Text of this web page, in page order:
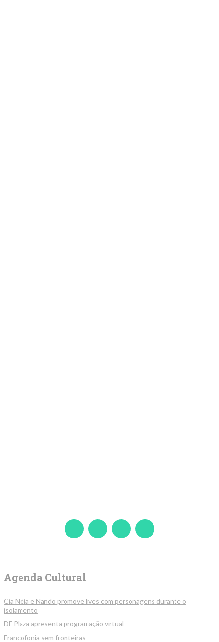
Agenda Cultural
Cia Néia e Nando promove lives com personagens durante o
isolamento
DF Plaza apresenta programação virtual
Francofonia sem fronteiras